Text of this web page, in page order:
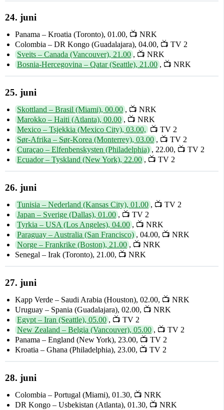
24. juni
Panama – Kroatia (Toronto), 01.00, 📺 NRK
Colombia – DR Kongo (Guadalajara), 04.00, 📺 TV 2
Sveits – Canada (Vancouver), 21.00 , 📺 NRK
Bosnia-Hercegovina – Qatar (Seattle), 21.00 , 📺 NRK
25. juni
Skottland – Brasil (Miami), 00.00 , 📺 NRK
Marokko – Haiti (Atlanta), 00.00 , 📺 NRK
Mexico – Tsjekkia (Mexico City), 03.00, 📺 TV 2
Sør-Afrika – Sør-Korea (Monterrey), 03.00 , 📺 TV 2
Curaçao – Elfenbenskysten (Philadelphia) , 22.00, 📺 TV 2
Ecuador – Tyskland (New York), 22.00 , 📺 TV 2
26. juni
Tunisia – Nederland (Kansas City), 01.00 , 📺 TV 2
Japan – Sverige (Dallas), 01.00 , 📺 TV 2
Tyrkia – USA (Los Angeles), 04.00 , 📺 NRK
Paraguay – Australia (San Francisco) , 04.00, 📺 NRK
Norge – Frankrike (Boston), 21.00 , 📺 NRK
Senegal – Irak (Toronto), 21.00, 📺 NRK
27. juni
Kapp Verde – Saudi Arabia (Houston), 02.00, 📺 NRK
Uruguay – Spania (Guadalajara), 02.00, 📺 NRK
Egypt – Iran (Seattle), 05.00 , 📺 TV 2
New Zealand – Belgia (Vancouver), 05.00 , 📺 TV 2
Panama – England (New York), 23.00, 📺 TV 2
Kroatia – Ghana (Philadelphia), 23.00, 📺 TV 2
28. juni
Colombia – Portugal (Miami), 01.30, 📺 NRK
DR Kongo – Usbekistan (Atlanta), 01.30, 📺 NRK